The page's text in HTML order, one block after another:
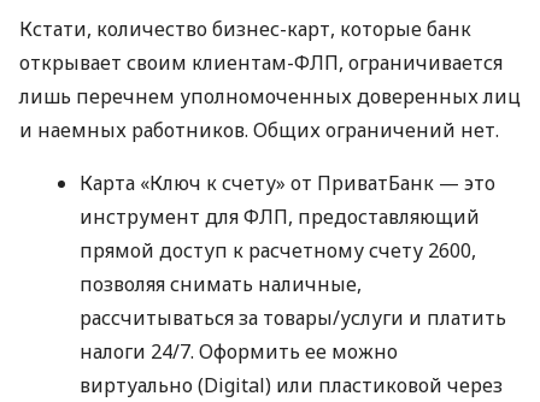
Кстати, количество бизнес-карт, которые банк
открывает своим клиентам-ФЛП, ограничивается
лишь перечнем уполномоченных доверенных лиц
и наемных работников. Общих ограничений нет.
Карта «Ключ к счету» от ПриватБанк — это
инструмент для ФЛП, предоставляющий
прямой доступ к расчетному счету 2600,
позволяя снимать наличные,
рассчитываться за товары/услуги и платить
налоги 24/7. Оформить ее можно
виртуально (Digital) или пластиковой через